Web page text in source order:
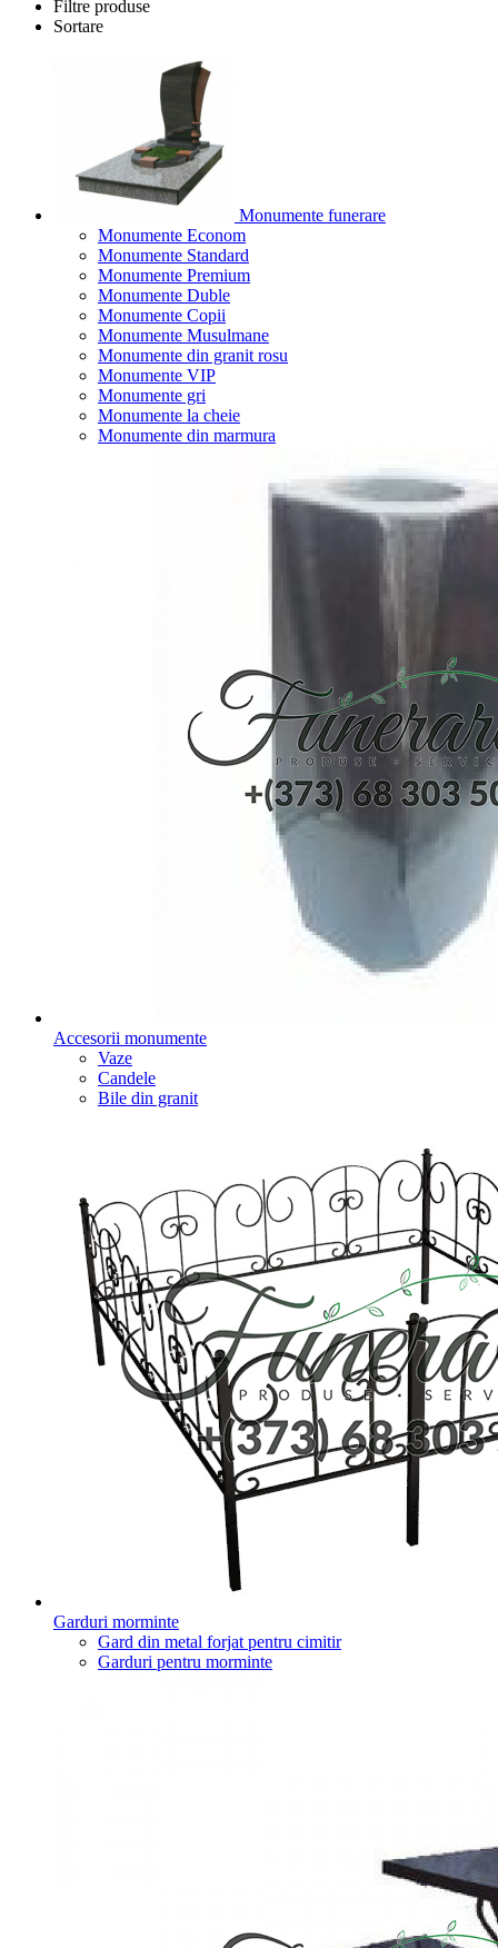
Filtre produse
Sortare
Monumente funerare
Monumente Econom
Monumente Standard
Monumente Premium
Monumente Duble
Monumente Copii
Monumente Musulmane
Monumente din granit rosu
Monumente VIP
Monumente gri
Monumente la cheie
Monumente din marmura
Accesorii monumente
Vaze
Candele
Bile din granit
Garduri morminte
Gard din metal forjat pentru cimitir
Garduri pentru morminte